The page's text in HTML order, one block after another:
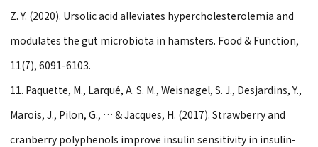
Z. Y. (2020). Ursolic acid alleviates hypercholesterolemia and
modulates the gut microbiota in hamsters. Food & Function,
11(7), 6091-6103.
11. Paquette, M., Larqué, A. S. M., Weisnagel, S. J., Desjardins, Y.,
Marois, J., Pilon, G., … & Jacques, H. (2017). Strawberry and
cranberry polyphenols improve insulin sensitivity in insulin-